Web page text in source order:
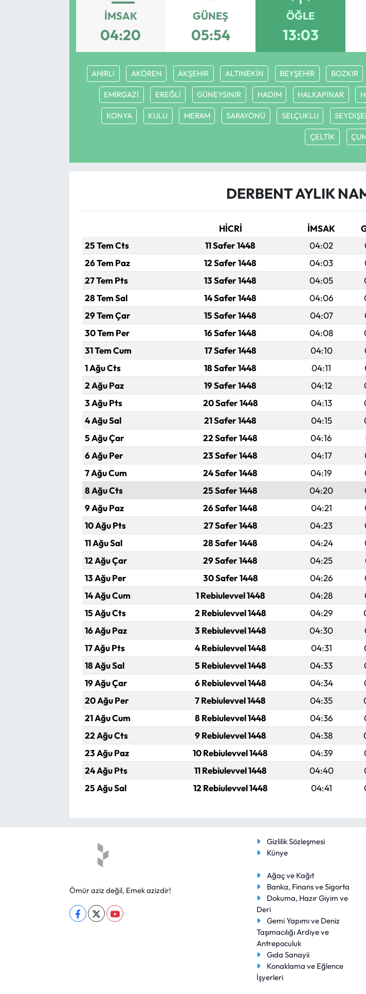
İMSAK
04:20
GÜNEŞ
05:54
ÖĞLE
13:03
AHIRLI AKÖREN AKŞEHİR ALTINEKİN BEYŞEHİR BOZKIR
EMİRGAZİ EREĞLİ GÜNEYSINIR HADİM HALKAPINAR
KONYA KULU MERAM SARAYÖNÜ SELÇUKLU
ÇELTİK
DERBENT AYLIK
HİCRİ İMSAK
25 Tem Cts
11 Safer 1448 04:02
26 Tem Paz
12 Safer 1448 04:03
27 Tem Pts
13 Safer 1448 04:05
28 Tem Sal
14 Safer 1448 04:06
29 Tem Çar
15 Safer 1448 04:07
30 Tem Per
16 Safer 1448 04:08
31 Tem Cum
17 Safer 1448 04:10
1 Ağu Cts
18 Safer 1448 04:11
2 Ağu Paz
19 Safer 1448 04:12
3 Ağu Pts
20 Safer 1448 04:13
4 Ağu Sal
21 Safer 1448 04:15
5 Ağu Çar
22 Safer 1448 04:16
6 Ağu Per
23 Safer 1448 04:17
7 Ağu Cum
24 Safer 1448 04:19
8 Ağu Cts
25 Safer 1448 04:20
9 Ağu Paz
26 Safer 1448 04:21
10 Ağu Pts
27 Safer 1448 04:23
11 Ağu Sal
28 Safer 1448 04:24
12 Ağu Çar
29 Safer 1448 04:25
13 Ağu Per
30 Safer 1448 04:26
14 Ağu Cum
1 Rebiulevvel 1448 04:28
15 Ağu Cts
2 Rebiulevvel 1448 04:29
16 Ağu Paz
3 Rebiulevvel 1448 04:30
17 Ağu Pts
4 Rebiulevvel 1448 04:31
18 Ağu Sal
5 Rebiulevvel 1448 04:33
19 Ağu Çar
6 Rebiulevvel 1448 04:34
20 Ağu Per
7 Rebiulevvel 1448 04:35
21 Ağu Cum
8 Rebiulevvel 1448 04:36
22 Ağu Cts
9 Rebiulevvel 1448 04:38
23 Ağu Paz
10 Rebiulevvel 1448 04:39
24 Ağu Pts
11 Rebiulevvel 1448 04:40
25 Ağu Sal
12 Rebiulevvel 1448 04:41
Ömür aziz değil, Emek azizdir!
Gizlilik Sözleşmesi
Künye
Ağaç ve Kağıt
Banka, Finans ve Sigorta
Dokuma, Hazır Giyim ve
Deri
Gemi Yapımı ve Deniz
Taşımacılığı Ardiye ve
Antrepoculuk
Gıda Sanayii
Konaklama ve Eğlence
İşyerleri